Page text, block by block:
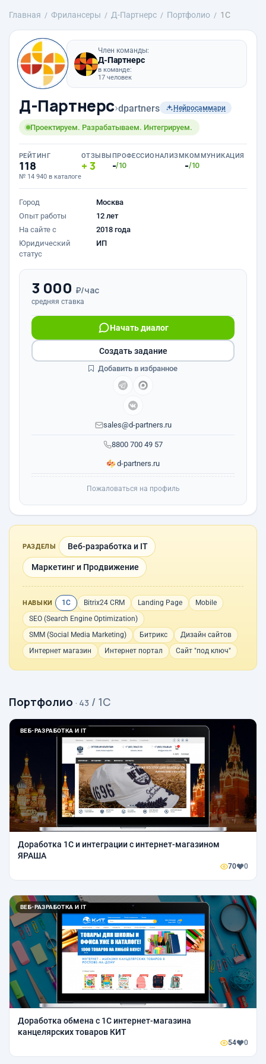
Главная Фрилансеры Д-Партнерс Портфолио 1С
Член команды:
Д-Партнерс
в команде:
17 человек
Д-Партнерс›dpartners Нейросаммари
Проектируем. Разрабатываем. Интегрируем.
РЕЙТИНГ
118
№ 14 940 в каталоге
ОТЗЫВЫ
3
ПРОФЕССИОНАЛИЗМ
-/10
КОММУНИКАЦИЯ
-/10
Город
Москва
Опыт работы
12 лет
На сайте с
2018 года
Юридический
статус
ИП
3 000 ₽/час
средняя ставка
8800 700 49 57
Начать диалог
sales@d-partners.ru
d-partners.ru
Создать задание
Добавить в избранное
Пожаловаться на профиль
РАЗДЕЛЫ Веб-разработка и IT
Маркетинг и Продвижение
НАВЫКИ 1С Bitrix24 CRM Landing Page
Mobile
SEO (Search Engine Optimization)
SMM (Social Media Marketing)
Битрикс
Дизайн сайтов
Интернет магазин
Интернет портал Сайт "под ключ"
Портфолио · 43 / 1С
ВЕБ-РАЗРАБОТКА И IT
Доработка 1С и интеграции с интернет-магазином
ЯРАША
70 0
ВЕБ-РАЗРАБОТКА И IT
Доработка обмена с 1С интернет-магазина
канцелярских товаров КИТ
54 0